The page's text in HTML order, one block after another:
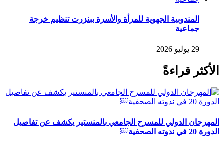
المندوبية الجهوية للمرأة والأسرة ببنزرت تنظيم خرجة
جماعية
29 يوليو 2026
الأكثر قراءةً
المهرجان الدولي للمسرح الجامعي بالمنستير يكشف عن تفاصيل
الدورة 20 في ندوته الصحفية￼